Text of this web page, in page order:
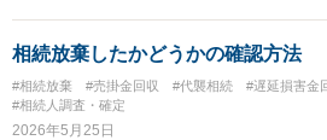
上、その時点で解約の合意は成立していま
けサービスでは規約で解約方法（書面提出
いるため、電話口のやり取りだけでは有
性が高いです。 訴状が届いている以上、何
相手の請求どおりの判決が下され、法人の
相続放棄したかどうかの確認方法
#相続放棄 #売掛金回収 #代襲相続 #遅延損害金
#相続人調査・確定
2026年5月25日